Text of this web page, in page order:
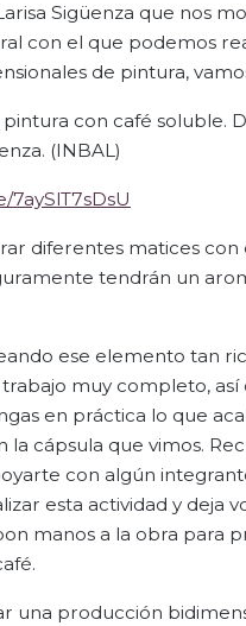
Sigüenza que nos
con el que podemos
de pintura,
pintura con café soluble.
(INBAL)
7aySlT7sDsU
diferentes matices con
tendrán un
ese elemento tan
muy completo, así
en práctica lo que
la cápsula que vimos.
con algún
esta actividad y deja
manos a la obra para
una producción